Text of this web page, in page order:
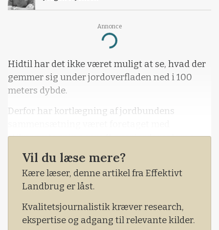
Annonce
Loading...
Hidtil har det ikke været muligt at se, hvad der
gemmer sig under jordoverfladen ned i 100
meters dybde.
Derfor har kortlægning af jordbundens
stikprøvetagning spredt over jordarealerne.
Men ny teknik gør det nu muligt at overflyve
alle jordoverflader med en stor drone,
hvorunder der hænger et forgrenet stativ
op til 100 meter ned i jorden og registrere de
jordlag, som slynger sig op og ned.
Vil du læse mere?
Kære læser, denne artikel fra Effektivt
Landbrug er låst.
Kvalitetsjournalistik kræver research,
ekspertise og adgang til relevante kilder.